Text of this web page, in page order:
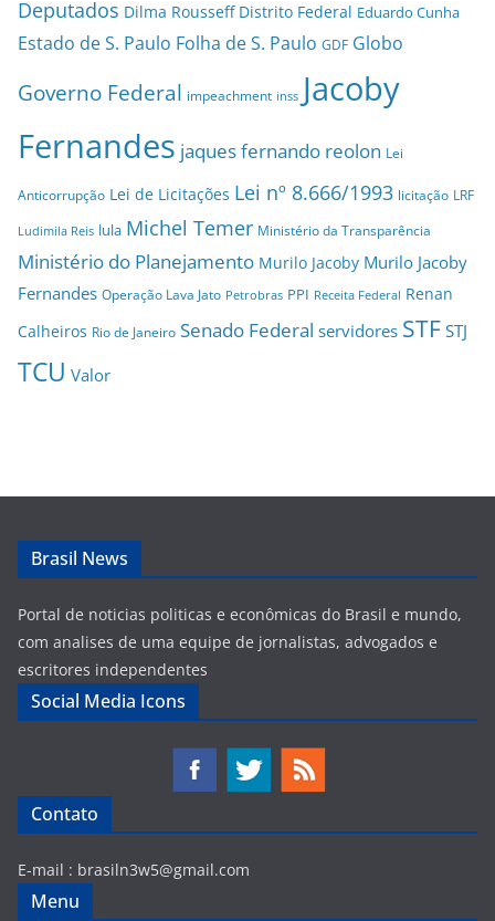
Deputados Dilma Rousseff Distrito Federal Eduardo Cunha
Estado de S. Paulo Folha de S. Paulo GDF Globo
Governo Federal impeachment inss Jacoby
Fernandes jaques fernando reolon Lei
Anticorrupção Lei de Licitações Lei nº 8.666/1993 licitação LRF
Ludimila Reis lula Michel Temer Ministério da Transparência
Ministério do Planejamento Murilo Jacoby Murilo Jacoby
Fernandes Operação Lava Jato Petrobras PPI Receita Federal Renan
Calheiros Rio de Janeiro Senado Federal servidores STF STJ
TCU Valor
Brasil News
Portal de noticias politicas e econômicas do Brasil e mundo,
com analises de uma equipe de jornalistas, advogados e
escritores independentes
Social Media Icons
Contato
E-mail : brasiln3w5@gmail.com
Menu